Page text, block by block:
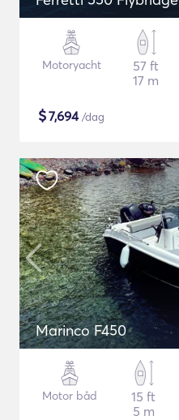
Motoryacht
57 ft
17 m
$7,694/dag
Marinco F450
Motor båd
15 ft
5 m